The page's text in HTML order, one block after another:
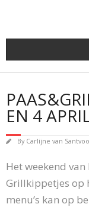
Bakhuys Buiten,
Reserveren &
Contact
EN 4
By Carlijne van
Het weekend van
Grillkippetjes op
menu’s kan op